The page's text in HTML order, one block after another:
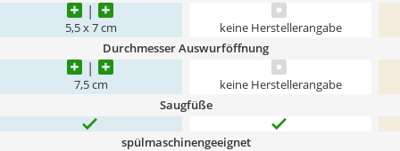
5,5 x 7 cm keine Herstellerangabe
Durchmesser Auswurföffnung
7,5 cm keine Herstellerangabe
Saugfüße
spülmaschinengeeignet